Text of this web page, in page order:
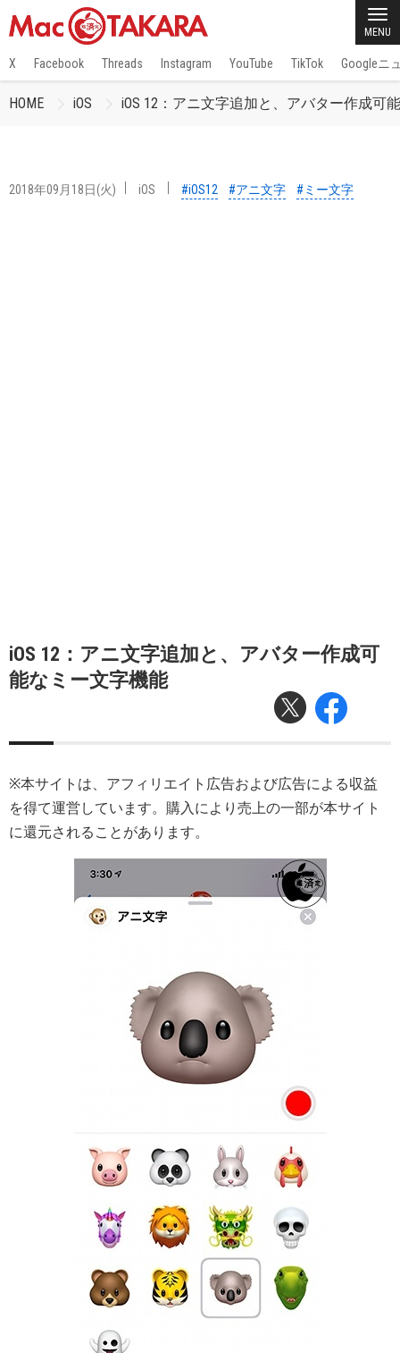
MENU
X Facebook Threads Instagram YouTube TikTok Googleニ
HOME iOS iOS 12：アニ文字追加と、アバター作成可
2018年09月18日(火) iOS #iOS12 #アニ文字 #ミー文字
iOS 12：アニ文字追加と、アバター作成可
能なミー文字機能
※本サイトは、アフィリエイト広告および広告による収益
を得て運営しています。購入により売上の一部が本サイト
に還元されることがあります。